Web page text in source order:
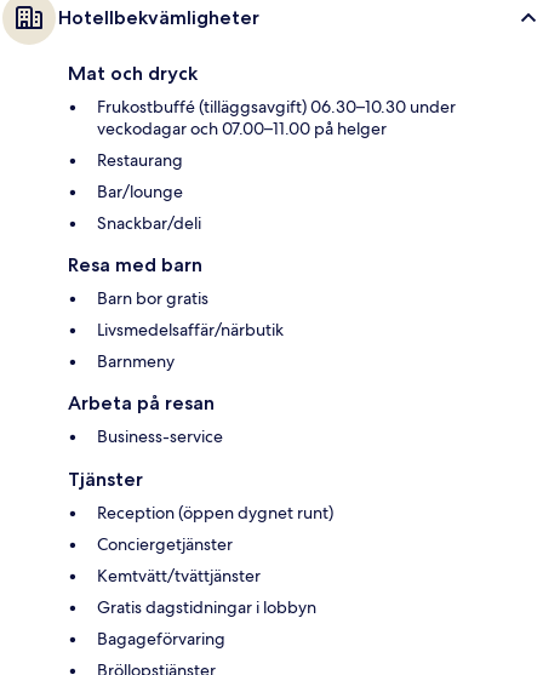
Hotellbekvämligheter
Mat och dryck
Frukostbuffé (tilläggsavgift) 06.30–10.30 under
veckodagar och 07.00–11.00 på helger
Restaurang
Bar/lounge
Snackbar/deli
Resa med barn
Barn bor gratis
Livsmedelsaffär/närbutik
Barnmeny
Arbeta på resan
Business-service
Tjänster
Reception (öppen dygnet runt)
Conciergetjänster
Kemtvätt/tvättjänster
Gratis dagstidningar i lobbyn
Bagageförvaring
Bröllopstjänster